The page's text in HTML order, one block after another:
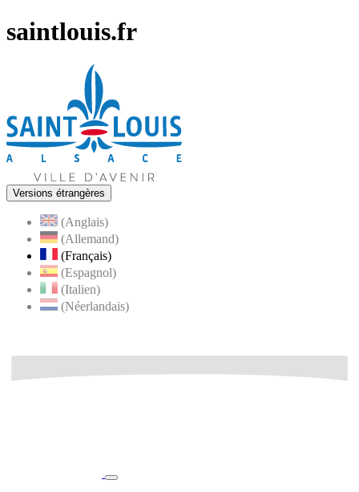
saintlouis.fr
Versions étrangères
(Anglais)
(Allemand)
(Français)
(Espagnol)
(Italien)
(Néerlandais)